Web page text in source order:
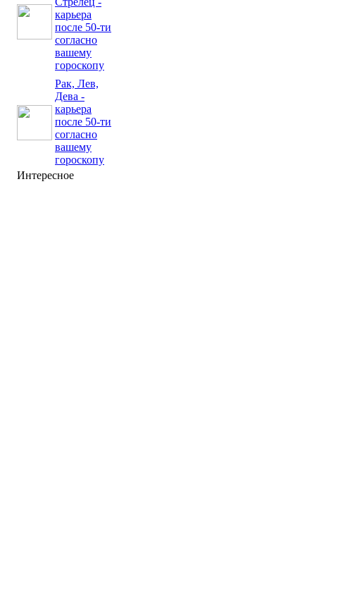
карьера
после 50-ти
согласно
вашему
гороскопу
Рак, Лев,
Дева -
карьера
после 50-ти
согласно
вашему
гороскопу
Интересное